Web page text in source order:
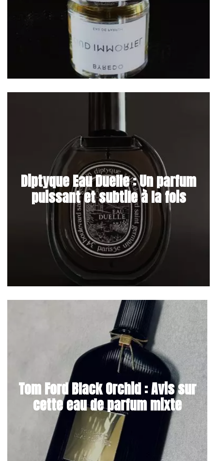
Diptyque Eau Duelle : Un parfum
puissant et subtile à la fois
Tom Ford Black Orchid : Avis sur
cette eau de parfum mixte